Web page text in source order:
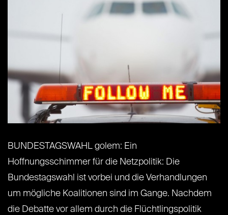
BUNDESTAGSWAHL golem: Ein
Hoffnungsschimmer für die Netzpolitik: Die
Bundestagswahl ist vorbei und die Verhandlungen
um mögliche Koalitionen sind im Gange. Nachdem
die Debatte vor allem durch die Flüchtlingspolitik